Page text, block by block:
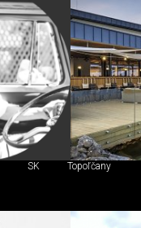
SK Topoľčany